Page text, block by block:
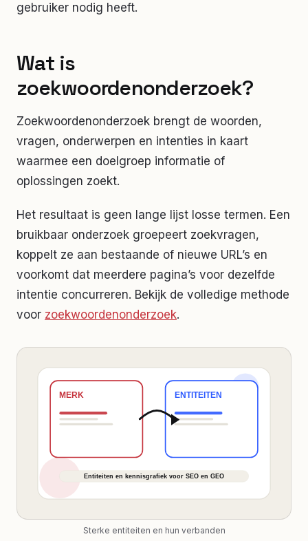
gebruiker nodig heeft.
Wat is
zoekwoordenonderzoek?
Zoekwoordenonderzoek brengt de woorden,
vragen, onderwerpen en intenties in kaart
waarmee een doelgroep informatie of
oplossingen zoekt.
Het resultaat is geen lange lijst losse termen. Een
bruikbaar onderzoek groepeert zoekvragen,
koppelt ze aan bestaande of nieuwe URL’s en
voorkomt dat meerdere pagina’s voor dezelfde
intentie concurreren. Bekijk de volledige methode
voor zoekwoordenonderzoek.
Sterke entiteiten en hun verbanden